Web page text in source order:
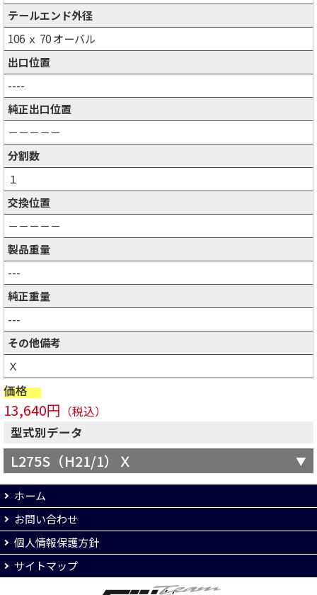
テールエンド外径
106 ｘ 70 オーバル
出口位置
----
純正出口位置
－－－－－
分割数
１
交換位置
－－－－－
製品重量
---
純正重量
---
その他備考
Ｘ
価格
13,640円 （税込）
型式別データ
L275S（H21/1）Ｘ
ホーム
お問い合わせ
個人情報保護方針
サイトマップ